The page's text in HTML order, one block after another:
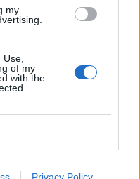
my
of my
with the
Privacy Policy
de sommeil
et sombre,
peut faire une
du sommeil durant
ou